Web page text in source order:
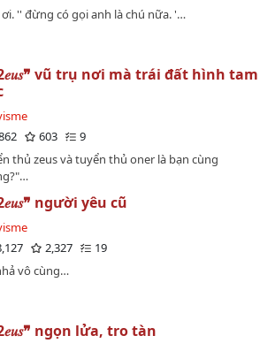
ơi. '' đừng có gọi anh là chú nữa. '…
vũ trụ nơi mà trái đất hình tam
603
9
thủ zeus và tuyển thủ oner là bạn cùng
người yêu cũ
2,327
19
vô cùng…
ngọn lửa, tro tàn